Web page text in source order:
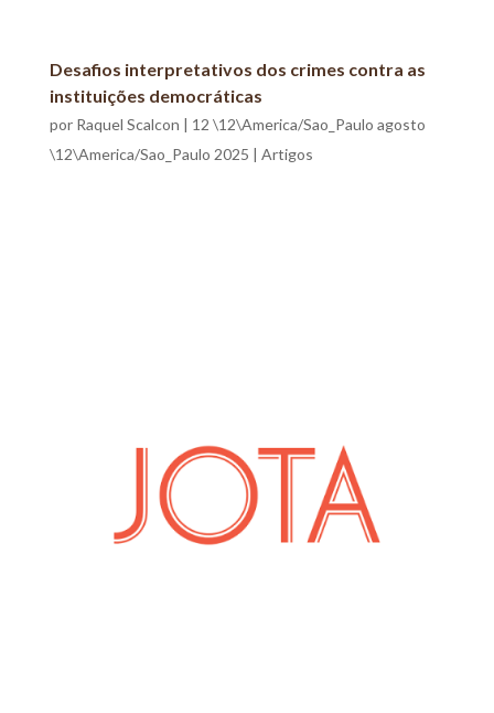
Desafios interpretativos dos crimes contra as
instituições democráticas
por Raquel Scalcon | 12 \12\America/Sao_Paulo agosto
\12\America/Sao_Paulo 2025 | Artigos